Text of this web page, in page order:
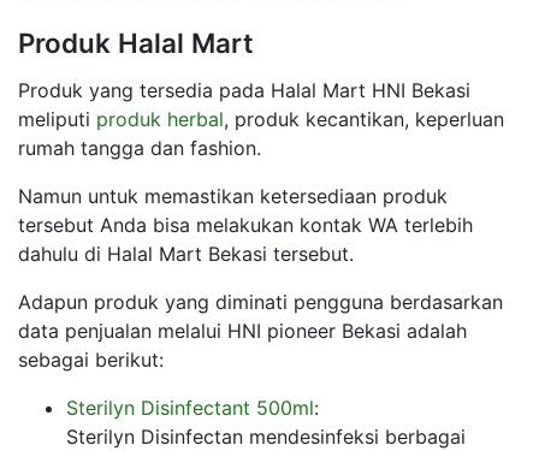
Produk Halal Mart
Produk yang tersedia pada Halal Mart HNI Bekasi
meliputi produk herbal, produk kecantikan, keperluan
rumah tangga dan fashion.
Namun untuk memastikan ketersediaan produk
tersebut Anda bisa melakukan kontak WA terlebih
dahulu di Halal Mart Bekasi tersebut.
Adapun produk yang diminati pengguna berdasarkan
data penjualan melalui HNI pioneer Bekasi adalah
sebagai berikut:
Sterilyn Disinfectant 500ml:
Sterilyn Disinfectan mendesinfeksi berbagai